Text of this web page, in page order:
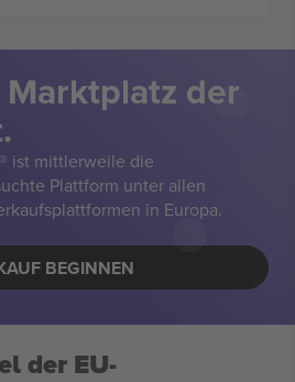
Marktplatz der
ist mittlerweile die
Plattform unter allen
in Europa.
BEGINNEN
der EU-